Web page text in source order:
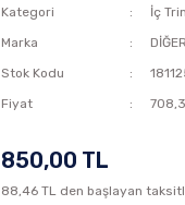
Kategori İç
Marka
DİĞER
Stok Kodu
Fiyat
850,00 TL
88,46 TL den başlayan